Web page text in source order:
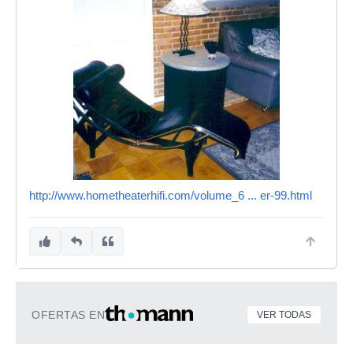
http://www.hometheaterhifi.com/volume_6 ... er-99.html
OFERTAS EN VER TODAS